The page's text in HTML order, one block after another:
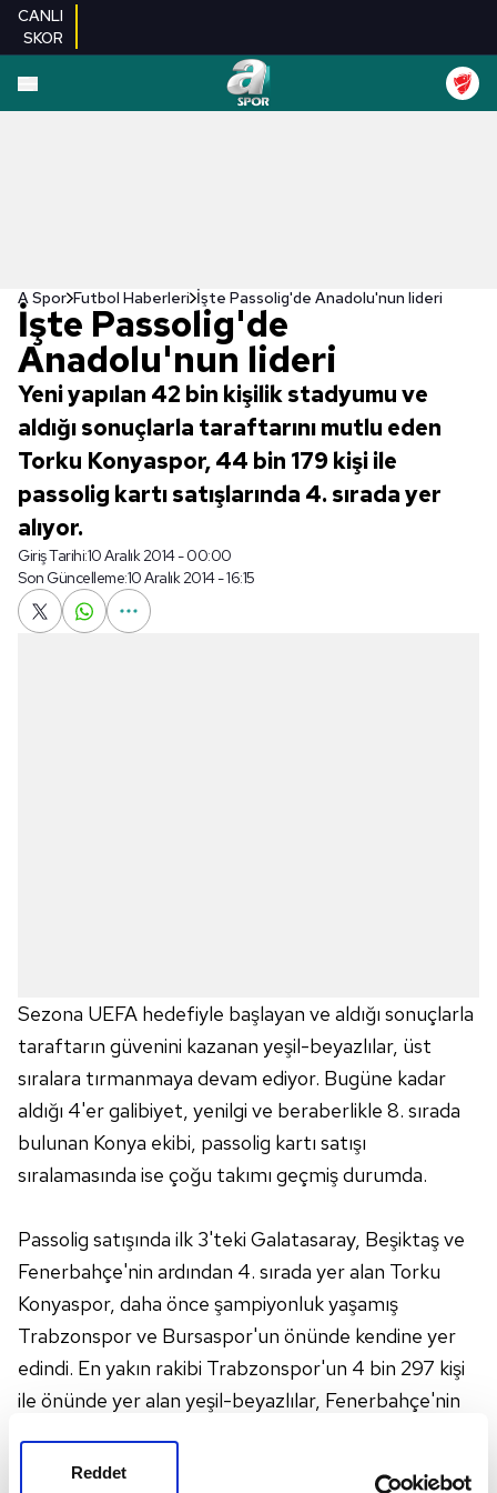
Reddet
CANLI
SKOR
A Spor Futbol Haberleri İşte Passolig'de Anadolu'nun lideri
İşte Passolig'de
Anadolu'nun lideri
Yeni yapılan 42 bin kişilik stadyumu ve
aldığı sonuçlarla taraftarını mutlu eden
Torku Konyaspor, 44 bin 179 kişi ile
passolig kartı satışlarında 4. sırada yer
alıyor.
Giriş Tarihi:10 Aralık 2014 - 00:00
Son Güncelleme:10 Aralık 2014 - 16:15
Sezona UEFA hedefiyle başlayan ve aldığı sonuçlarla
taraftarın güvenini kazanan yeşil-beyazlılar, üst
sıralara tırmanmaya devam ediyor. Bugüne kadar
aldığı 4'er galibiyet, yenilgi ve beraberlikle 8. sırada
bulunan Konya ekibi, passolig kartı satışı
sıralamasında ise çoğu takımı geçmiş durumda.
Passolig satışında ilk 3'teki Galatasaray, Beşiktaş ve
Fenerbahçe'nin ardından 4. sırada yer alan Torku
Konyaspor, daha önce şampiyonluk yaşamış
Trabzonspor ve Bursaspor'un önünde kendine yer
edindi. En yakın rakibi Trabzonspor'un 4 bin 297 kişi
ile önünde yer alan yeşil-beyazlılar, Fenerbahçe'nin
sahasında Galatasaray ile karşılaşacak olan Torku